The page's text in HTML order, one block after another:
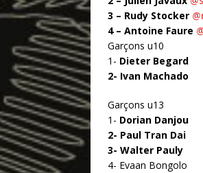
3 – Rudy Stocker
4 – Antoine Faure
Garçons u10
1- Dieter Begard
2- Ivan Machado
Garçons u13
1- Dorian Danjou
2- Paul Tran Dai
3- Walter Pauly
4- Evaan Bongolo